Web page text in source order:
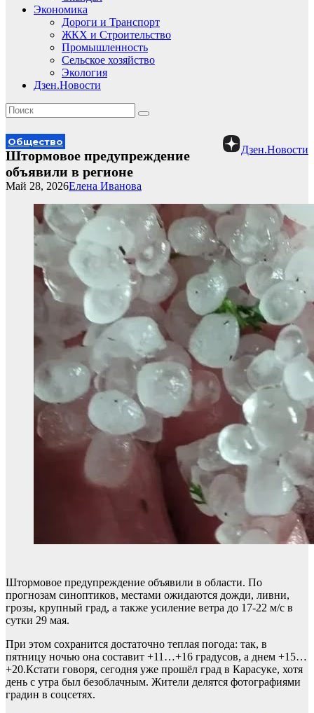
Экономика
Дороги и Транспорт
ЖКХ и Строительство
Промышленность
Сельское хозяйство
Экология
Дзен.Новости
Дзен.Новости
Общество
Штормовое предупреждение
объявили в регионе
Елена Иванова
Май 28, 2026
Штормовое предупреждение объявили в области. По
прогнозам синоптиков, местами ожидаются дожди, ливни,
грозы, крупный град, а также усиление ветра до 17-22 м/с в
сутки 29 мая.
При этом сохранится достаточно теплая погода: так, в
пятницу ночью она составит +11…+16 градусов, а днем +15…
+20.Кстати говоря, сегодня уже прошёл град в Карасуке, хотя
день с утра был безоблачным. Жители делятся фотографиями
градин в соцсетях.